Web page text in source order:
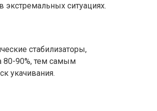
экстремальных ситуациях.
стабилизаторы,
80-90%, тем самым
укачивания.